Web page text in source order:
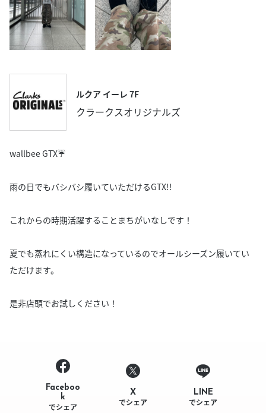
ルクア イーレ 7F
クラークスオリジナルズ
wallbee GTX☔️
雨の日でもバシバシ履いていただけるGTX!!
これからの時期活躍することまちがいなしです！
夏でも蒸れにくい構造になっているのでオールシーズン履いてい
ただけます。
是非店頭でお試しください！
Faceboo
k
でシェア
X
でシェア
LINE
でシェア